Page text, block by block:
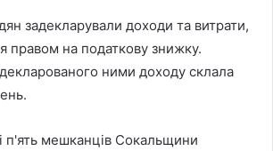
задекларували доходи та витрати,
правом на податкову знижку.
ними доходу склала
п'ять мешканців Сокальщини